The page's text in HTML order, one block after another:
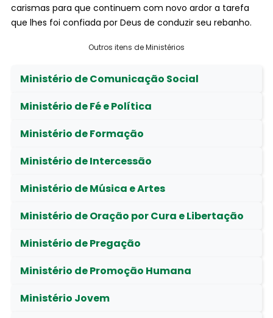
carismas para que continuem com novo ardor a tarefa
que lhes foi confiada por Deus de conduzir seu rebanho.
Outros itens de Ministérios
Ministério de Comunicação Social
Ministério de Fé e Política
Ministério de Formação
Ministério de Intercessão
Ministério de Música e Artes
Ministério de Oração por Cura e Libertação
Ministério de Pregação
Ministério de Promoção Humana
Ministério Jovem